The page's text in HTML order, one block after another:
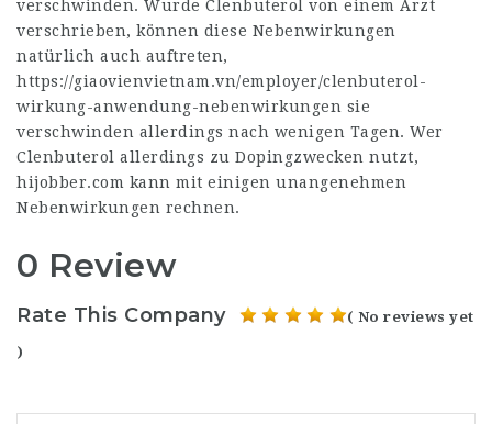
verschwinden. Wurde Clenbuterol von einem Arzt
verschrieben, können diese Nebenwirkungen
natürlich auch auftreten,
https://giaovienvietnam.vn/employer/clenbuterol-
wirkung-anwendung-nebenwirkungen sie
verschwinden allerdings nach wenigen Tagen. Wer
Clenbuterol allerdings zu Dopingzwecken nutzt,
hijobber.com kann mit einigen unangenehmen
Nebenwirkungen rechnen.
0 Review
Rate This Company ( No reviews yet
)